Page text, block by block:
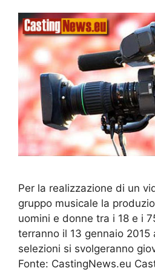
Per la realizzazione di un
gruppo musicale la
uomini e donne tra i 18 e i
terranno il 13 gennaio 2015
selezioni si svolgeranno
Fonte: CastingNews.eu